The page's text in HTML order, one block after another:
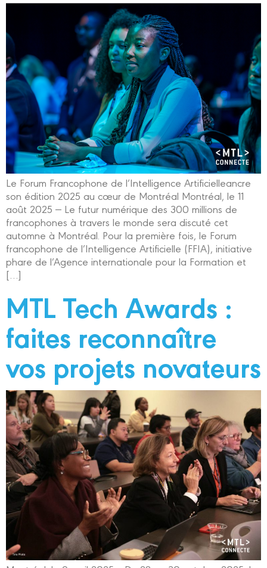
Le Forum Francophone de l’Intelligence Artificielleancre
son édition 2025 au cœur de Montréal Montréal, le 11
août 2025 — Le futur numérique des 300 millions de
francophones à travers le monde sera discuté cet
automne à Montréal. Pour la première fois, le Forum
francophone de l’Intelligence Artificielle (FFIA), initiative
phare de l’Agence internationale pour la Formation et
[…]
MTL Tech Awards :
faites reconnaître
vos projets novateurs